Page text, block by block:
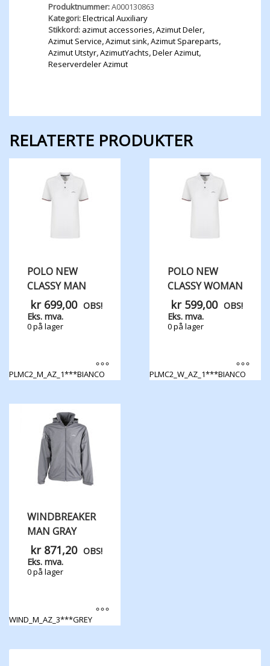
Produktnummer:A000130863
Kategori:Electrical Auxiliary
Stikkord: azimut accessories,Azimut Deler,
Azimut Service,Azimut sink,Azimut Spareparts,
Azimut Utstyr,AzimutYachts,Deler Azimut,
Reserverdeler Azimut
RELATERTE PRODUKTER
POLO NEW
CLASSY MAN
kr699,00 OBS!
Eks. mva.
0 på lager
PLMC2_M_AZ_1***BIANCO
varianter.
Alternativene
produktsiden
POLO NEW
CLASSY WOMAN
kr599,00 OBS!
Eks. mva.
0 på lager
PLMC2_W_AZ_1***BIANCO
WINDBREAKER
MAN GRAY
kr871,20 OBS!
Eks. mva.
0 på lager
WIND_M_AZ_3***GREY
har